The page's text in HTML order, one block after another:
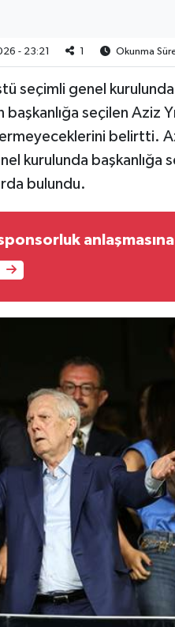
- 23:21 Okunma
seçimli genel
seçilen Aziz
belirtti.
kurulunda başkanlığa
bulundu.